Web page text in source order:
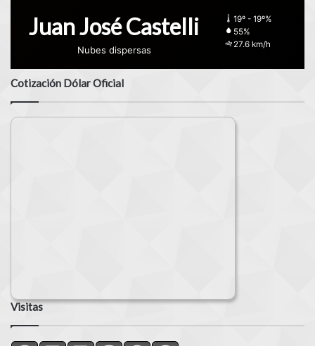
Juan José Castelli
Nubes dispersas
19º - 19º%
55%
27.6 km/h
Cotización Dólar Oficial
Visitas